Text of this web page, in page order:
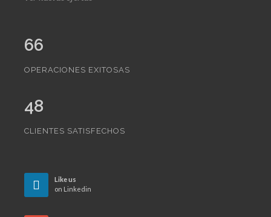
66
OPERACIONES EXITOSAS
48
CLIENTES SATISFECHOS
Like us
on Linkedin